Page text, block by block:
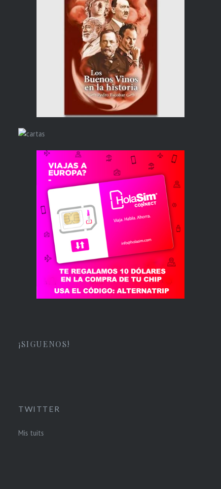
¡SIGUENOS!
TWITTER
Mis tuits